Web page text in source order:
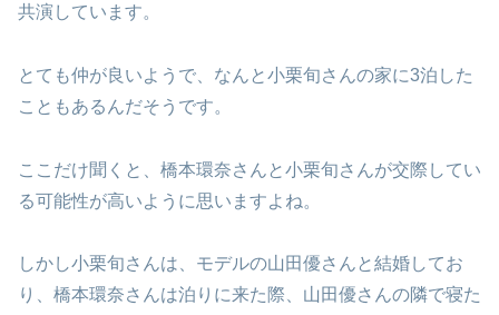
共演しています。
とても仲が良いようで、なんと小栗旬さんの家に3泊した
こともあるんだそうです。
ここだけ聞くと、橋本環奈さんと小栗旬さんが交際してい
る可能性が高いように思いますよね。
しかし小栗旬さんは、モデルの山田優さんと結婚してお
り、橋本環奈さんは泊りに来た際、山田優さんの隣で寝た